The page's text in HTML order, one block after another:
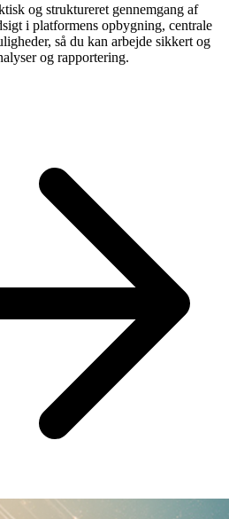
og struktureret gennemgang af
i platformens opbygning, centrale
så du kan arbejde sikkert og
og rapportering.